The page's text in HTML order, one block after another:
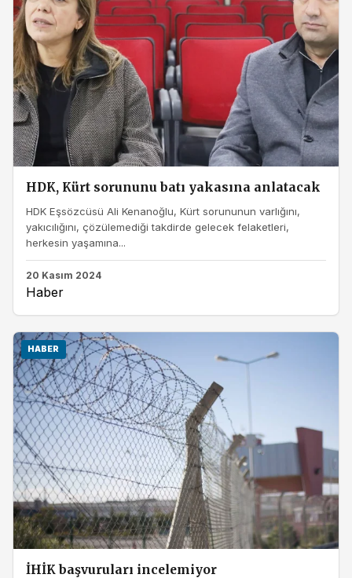
HDK, Kürt sorununu batı yakasına anlatacak
HDK Eşsözcüsü Ali Kenanoğlu, Kürt sorununun varlığını,
yakıcılığını, çözülemediği takdirde gelecek felaketleri,
herkesin yaşamına...
20 Kasım 2024
Haber
HABER
İHİK başvuruları incelemiyor